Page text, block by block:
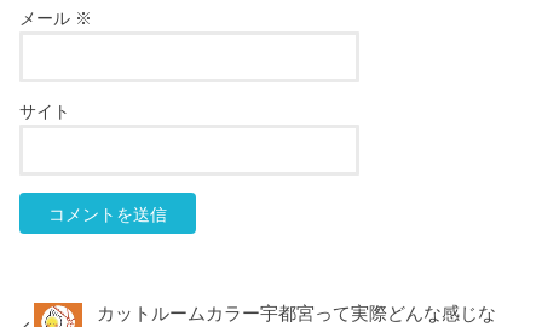
メール ※
サイト
カットルームカラー宇都宮って実際どんな感じな